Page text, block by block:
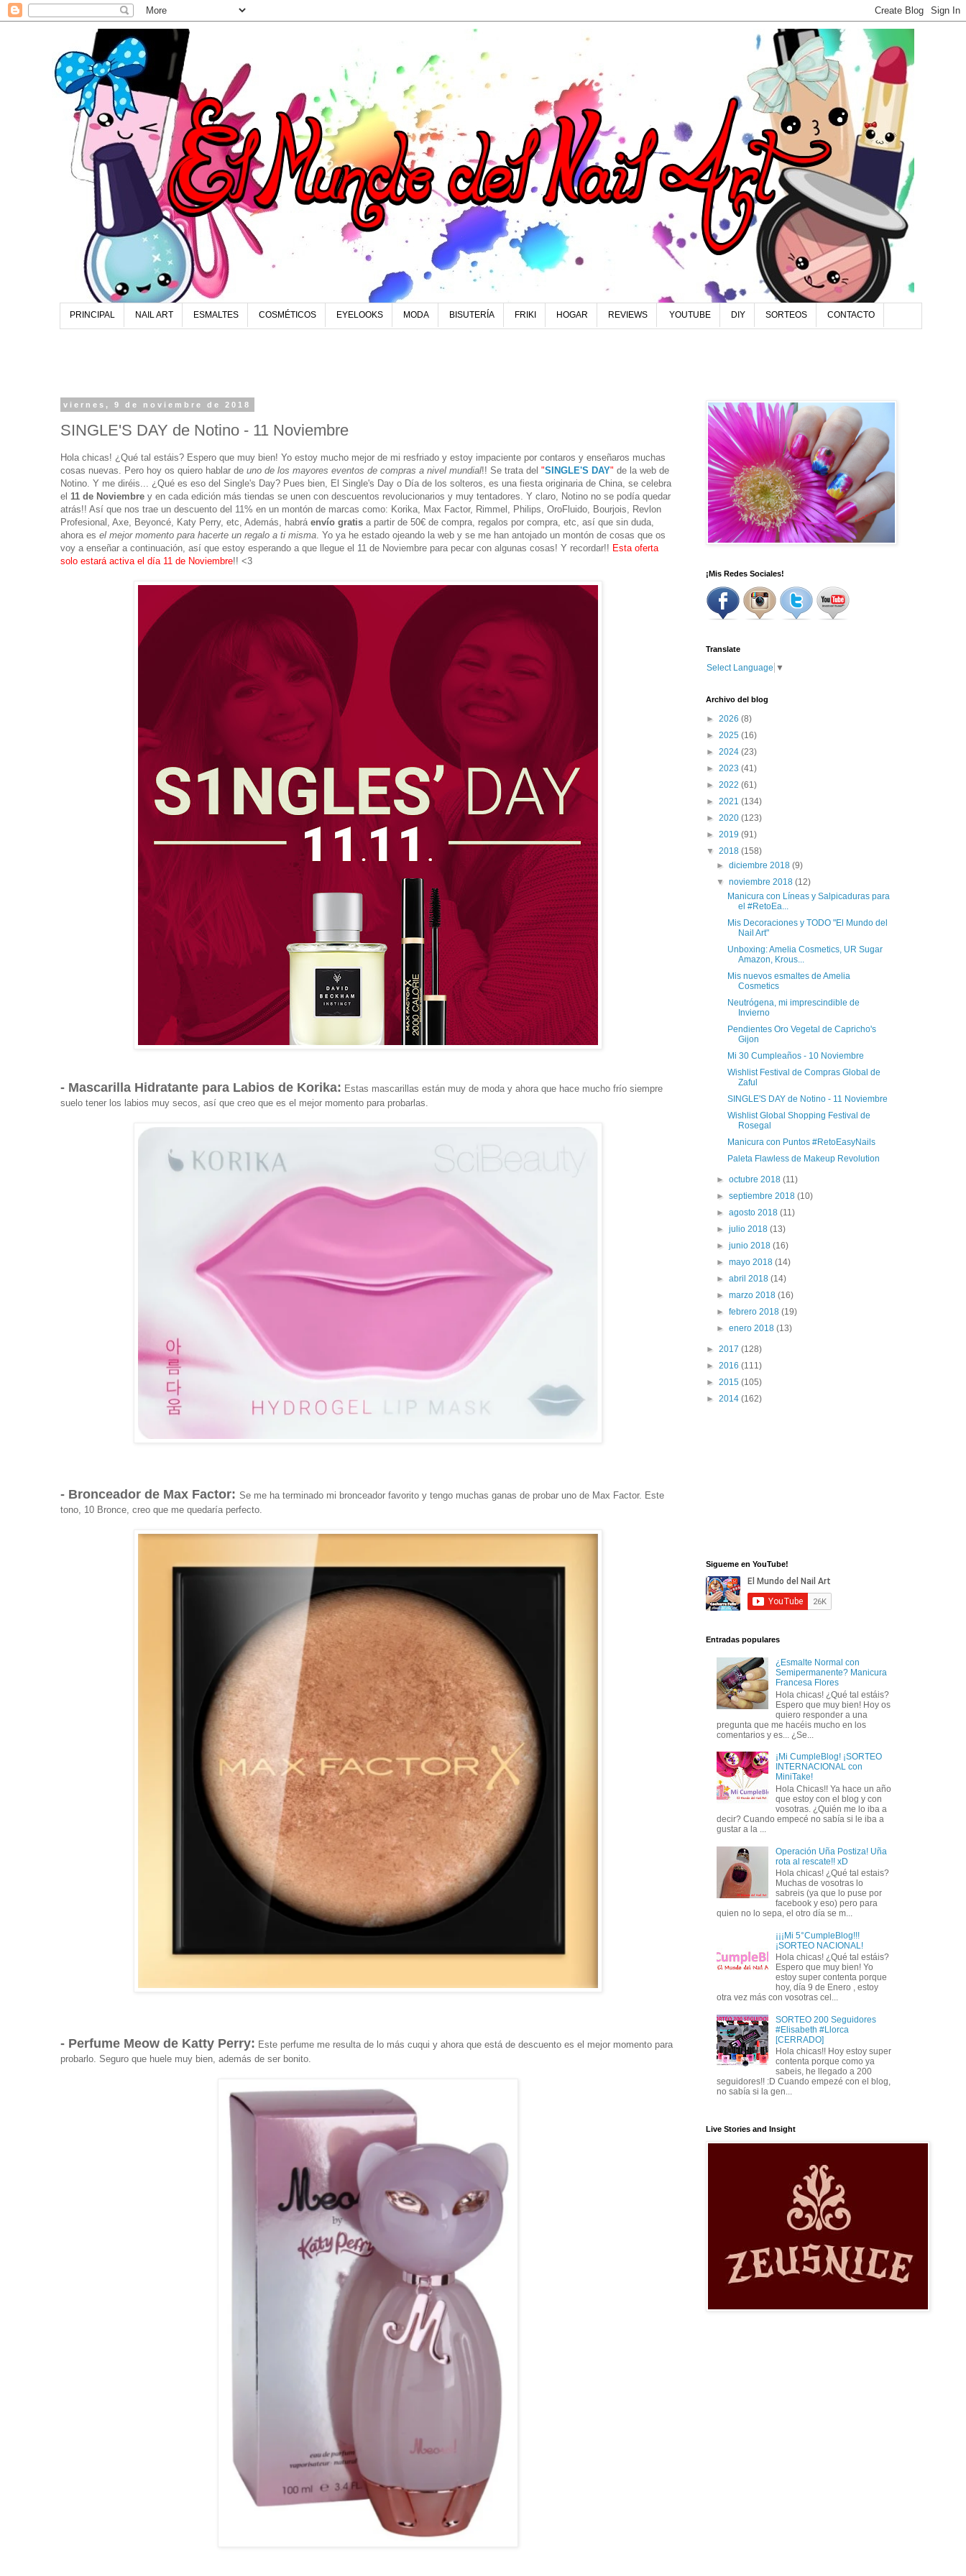
PRINCIPAL NAIL ART ESMALTES COSMÉTICOS EYELOOKS MODA BISUTERÍA FRIKI HOGAR REVIEWS YOUTUBE DIY SORTEOS CONTACTO
viernes, 9 de noviembre de 2018
SINGLE'S DAY de Notino - 11 Noviembre
Hola chicas! ¿Qué tal estáis? Espero que muy bien! Yo estoy mucho mejor de mi resfriado y estoy impaciente por contaros y enseñaros muchas
cosas nuevas. Pero hoy os quiero hablar de uno de los mayores eventos de compras a nivel mundial!! Se trata del "SINGLE'S DAY" de la web de
Notino. Y me diréis... ¿Qué es eso del Single's Day? Pues bien, El Single's Day o Día de los solteros, es una fiesta originaria de China, se celebra
el 11 de Noviembre y en cada edición más tiendas se unen con descuentos revolucionarios y muy tentadores. Y claro, Notino no se podía quedar
atrás!! Así que nos trae un descuento del 11% en un montón de marcas como: Korika, Max Factor, Rimmel, Philips, OroFluido, Bourjois, Revlon
Profesional, Axe, Beyoncé, Katy Perry, etc, Además, habrá envío gratis a partir de 50€ de compra, regalos por compra, etc, así que sin duda,
ahora es el mejor momento para hacerte un regalo a ti misma . Yo ya he estado ojeando la web y se me han antojado un montón de cosas que os
voy a enseñar a continuación, así que estoy esperando a que llegue el 11 de Noviembre para pecar con algunas cosas! Y recordar!! Esta oferta
solo estará activa el día 11 de Noviembre!! <3
- Mascarilla Hidratante para Labios de Korika: Estas mascarillas están muy de moda y ahora que hace mucho frío siempre
suelo tener los labios muy secos, así que creo que es el mejor momento para probarlas.
- Bronceador de Max Factor: Se me ha terminado mi bronceador favorito y tengo muchas ganas de probar uno de Max Factor. Este
tono, 10 Bronce, creo que me quedaría perfecto.
- Perfume Meow de Katty Perry: Este perfume me resulta de lo más cuqui y ahora que está de descuento es el mejor momento para
probarlo. Seguro que huele muy bien, además de ser bonito.
¡Mis Redes Sociales!
Translate
Select Language ▼
Archivo del blog
► 2026 (8)
► 2025 (16)
► 2024 (23)
► 2023 (41)
► 2022 (61)
► 2021 (134)
► 2020 (123)
► 2019 (91)
▼ 2018 (158)
►diciembre 2018(9)
▼noviembre 2018(12)
Manicura con Líneas y Salpicaduras para
el #RetoEa...
Mis Decoraciones y TODO "El Mundo del
Nail Art"
Unboxing: Amelia Cosmetics, UR Sugar
Amazon, Krous...
Mis nuevos esmaltes de Amelia
Cosmetics
Neutrógena, mi imprescindible de
Invierno
Pendientes Oro Vegetal de Capricho's
Gijon
Mi 30 Cumpleaños - 10 Noviembre
Wishlist Festival de Compras Global de
Zaful
SINGLE'S DAY de Notino - 11 Noviembre
Wishlist Global Shopping Festival de
Rosegal
Manicura con Puntos #RetoEasyNails
Paleta Flawless de Makeup Revolution
►octubre 2018(11)
►septiembre 2018(10)
►agosto 2018(11)
►julio 2018(13)
►junio 2018(16)
►mayo 2018(14)
►abril 2018(14)
►marzo 2018(16)
►febrero 2018(19)
►enero 2018(13)
► 2017 (128)
► 2016 (111)
► 2015 (105)
► 2014 (162)
Sigueme en YouTube!
Entradas populares
¿Esmalte Normal con
Semipermanente? Manicura
Francesa Flores
Hola chicas! ¿Qué tal estáis?
Espero que muy bien! Hoy os
quiero responder a una
pregunta que me hacéis mucho en los
comentarios y es... ¿Se...
¡Mi CumpleBlog! ¡SORTEO
INTERNACIONAL con
MiniTake!
Hola Chicas!! Ya hace un año
que estoy con el blog y con
vosotras. ¿Quién me lo iba a
decir? Cuando empecé no sabía si le iba a
gustar a la ...
Operación Uña Postiza! Uña
rota al rescate!! xD
Hola chicas! ¿Qué tal estais?
Muchas de vosotras lo
sabreis (ya que lo puse por
facebook y eso) pero para
quien no lo sepa, el otro día se m...
¡¡¡Mi 5°CumpleBlog!!!
¡SORTEO NACIONAL!
Hola chicas! ¿Qué tal estáis?
Espero que muy bien! Yo
estoy super contenta porque
hoy, día 9 de Enero , estoy
otra vez más con vosotras cel...
SORTEO 200 Seguidores
#Elisabeth #Llorca
[CERRADO]
Hola chicas!! Hoy estoy super
contenta porque como ya
sabeis, he llegado a 200
seguidores!! :D Cuando empezé con el blog,
no sabía si la gen...
Live Stories and Insight